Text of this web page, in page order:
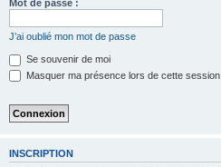
Mot de passe :
J’ai oublié mon mot de passe
Se souvenir de moi
Masquer ma présence lors de cette session
INSCRIPTION